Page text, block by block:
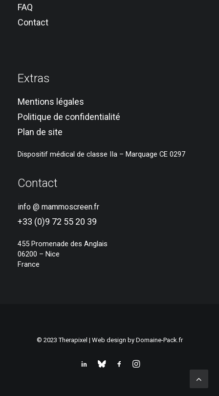
FAQ
Contact
Extras
Mentions légales
Politique de confidentialité
Plan de site
Dispositif médical de classe IIa – Marquage CE 0297
Contact
info @ mammoscreen.fr
+33 (0)9 72 55 20 39
455 Promenade des Anglais
06200 – Nice
France
© 2023 Therapixel | Web design by Domaine-Pack.fr